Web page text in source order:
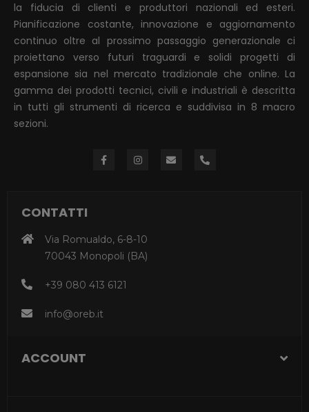
la fiducia di clienti e produttori nazionali ed esteri.
Pianificazione costante, innovazione e aggiornamento
continuo oltre al prossimo passaggio generazionale ci
proiettano verso futuri traguardi e solidi progetti di
espansione sia nel mercato tradizionale che online. La
gamma dei prodotti tecnici, civili e industriali è descritta
in tutti gli strumenti di ricerca e suddivisa in 8 macro
sezioni.
CONTATTI
Via Romualdo, 6-8-10
70043 Monopoli (BA)
+39 080 413 6121
info@oreb.it
ACCOUNT